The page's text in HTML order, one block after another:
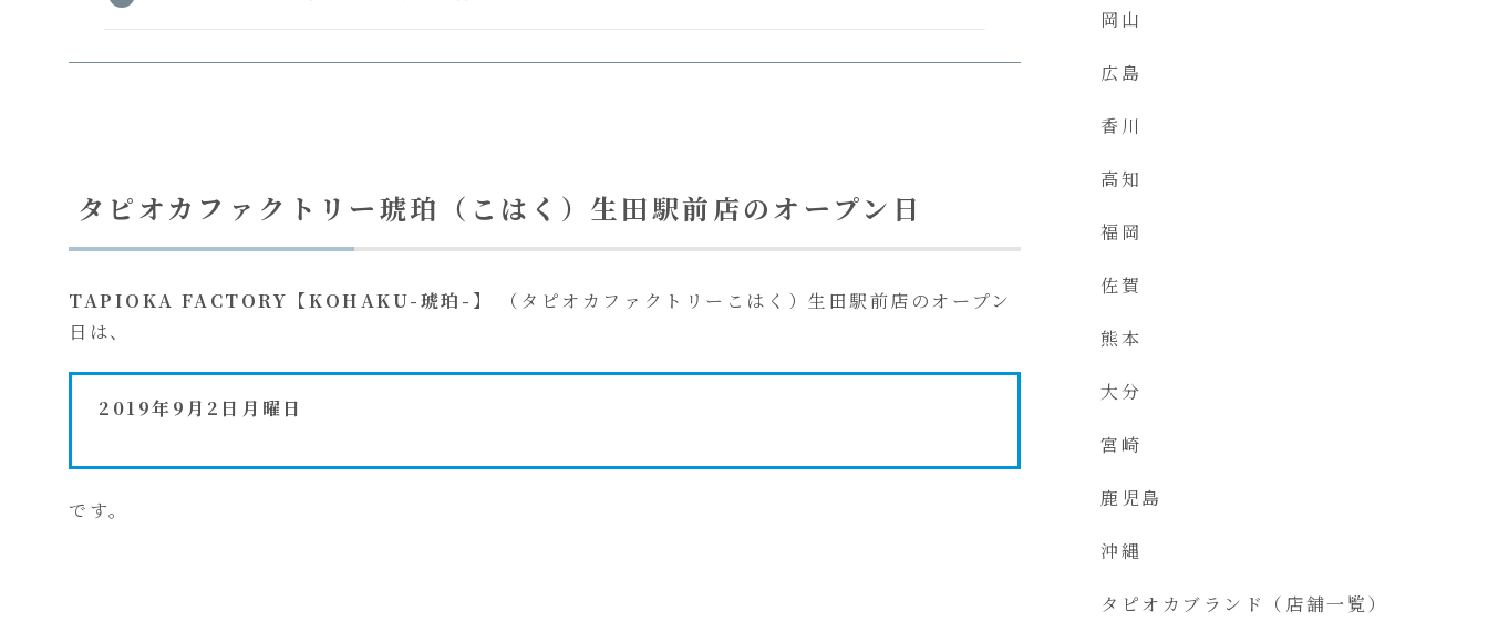
タピオカファクトリー琥珀（こはく）生田駅前店のオープン日
TAPIOKA FACTORY【KOHAKU-琥珀-】
（タピオカファクトリーこはく）生田駅前店のオープン
日は、
2019年9月2日月曜日
です。
岡山
広島
香川
高知
福岡
佐賀
熊本
大分
宮崎
鹿児島
沖縄
タピオカブランド（店舗一覧）